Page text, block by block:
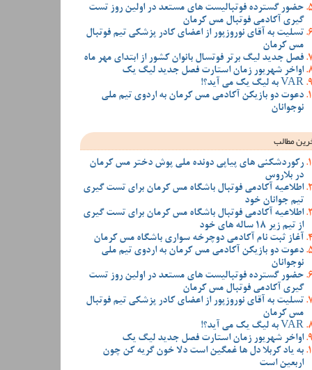
حضور گسترده فوتبالیست های مستعد در اولین روز تست
گیری آکادمی فوتبال مس کرمان
تسلیت به آقای نوروزپور از اعضای کادر پزشکی تیم فوتبال
مس کرمان
فصل جدید لیگ برتر فوتسال بانوان کشور از ابتدای مهر ماه
اواخر شهریور زمان استارت فصل جدید لیگ یک
VAR به لیگ یک می آید؟!
دعوت دو بازیکن آکادمی مس کرمان به اردوی تیم ملی
نوجوانان
مطالب
رکوردشکنی های پیاپی دونده ملی پوش دختر مس کرمان
در بلاروس
اطلاعیه آکادمی فوتبال باشگاه مس کرمان برای تست گیری
تیم جوانان خود
اطلاعیه آکادمی فوتبال باشگاه مس کرمان برای تست گیری
از تیم زیر 18 ساله های خود
آغاز ثبت نام آکادمی دوچرخه سواری باشگاه مس کرمان
دعوت دو بازیکن آکادمی مس کرمان به اردوی تیم ملی
نوجوانان
حضور گسترده فوتبالیست های مستعد در اولین روز تست
گیری آکادمی فوتبال مس کرمان
تسلیت به آقای نوروزپور از اعضای کادر پزشکی تیم فوتبال
مس کرمان
VAR به لیگ یک می آید؟!
اواخر شهریور زمان استارت فصل جدید لیگ یک
به یاد کربلا دل ها غمگین است دلا خون گریه کن چون
اربعین است